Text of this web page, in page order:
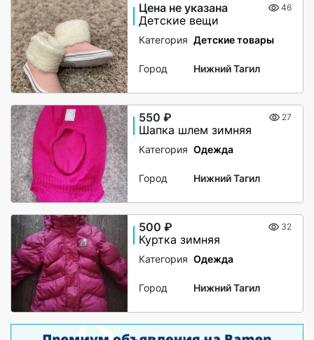
Цена не указана 46
Детские вещи
Категория Детские товары
Город Нижний Тагил
550 ₽ 27
Шапка шлем зимняя
Категория Одежда
Город Нижний Тагил
500 ₽ 32
Куртка зимняя
Категория Одежда
Город Нижний Тагил